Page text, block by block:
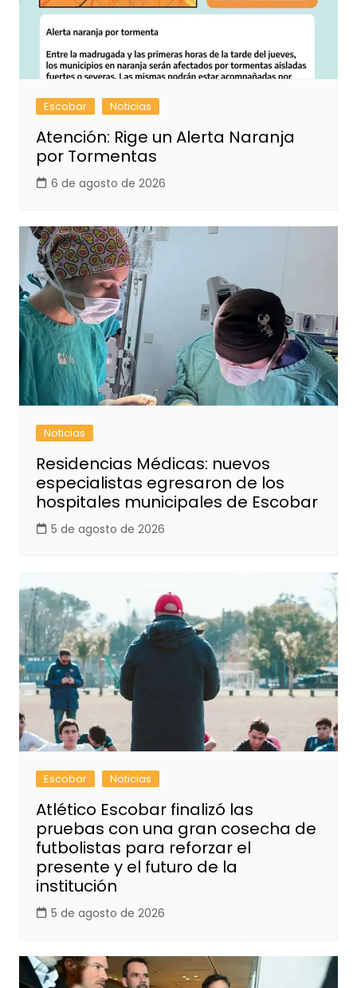
Escobar Noticias
Atención: Rige un Alerta Naranja
por Tormentas
6 de agosto de 2026
Noticias
Residencias Médicas: nuevos
especialistas egresaron de los
hospitales municipales de Escobar
5 de agosto de 2026
Escobar Noticias
Atlético Escobar finalizó las
pruebas con una gran cosecha de
futbolistas para reforzar el
presente y el futuro de la
institución
5 de agosto de 2026